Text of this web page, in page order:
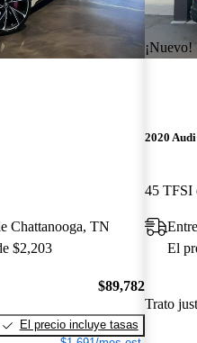
Chattanooga, TN
$2,203
$89,782
El precio incluye tasas
¡Nuevo!
2020
45 TFSI
El
Trato